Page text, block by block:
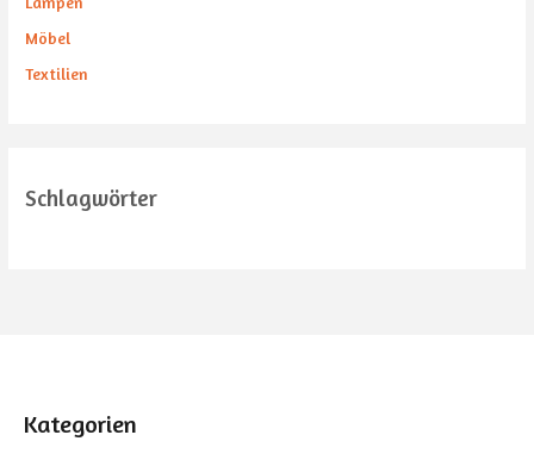
Möbel
Textilien
Schlagwörter
Kategorien